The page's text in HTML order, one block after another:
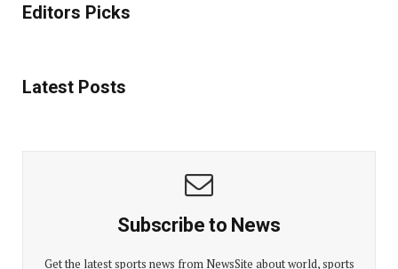
Editors Picks
Latest Posts
Subscribe to News
Get the latest sports news from NewsSite about world, sports